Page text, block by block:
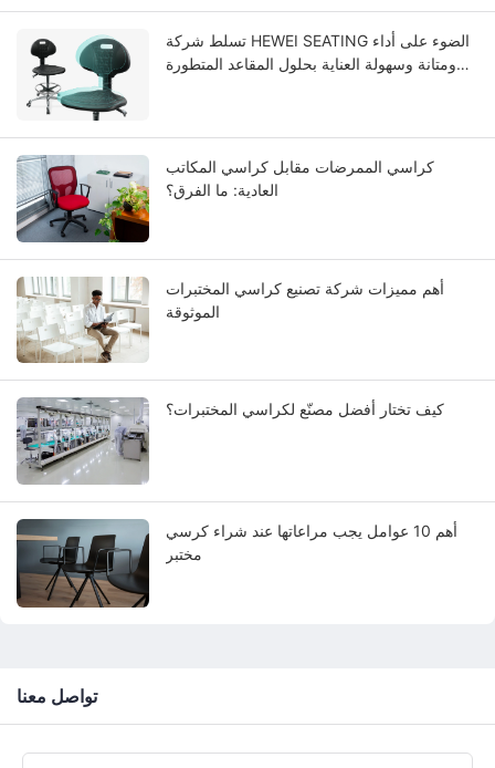
تسلط شركة HEWEI SEATING الضوء على أداء
ومتانة وسهولة العناية بحلول المقاعد المتطورة
كراسي الممرضات مقابل كراسي المكاتب
العادية: ما الفرق؟
أهم مميزات شركة تصنيع كراسي المختبرات
الموثوقة
كيف تختار أفضل مصنّع لكراسي المختبرات؟
أهم 10 عوامل يجب مراعاتها عند شراء كرسي
مختبر
تواصل معنا